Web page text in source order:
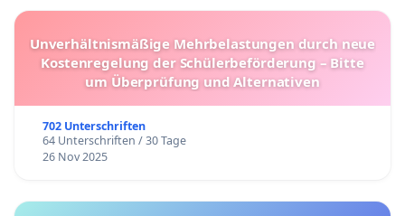
Unverhältnismäßige Mehrbelastungen durch neue
Kostenregelung der Schülerbeförderung – Bitte
um Überprüfung und Alternativen
702 Unterschriften
64 Unterschriften / 30 Tage
26 Nov 2025